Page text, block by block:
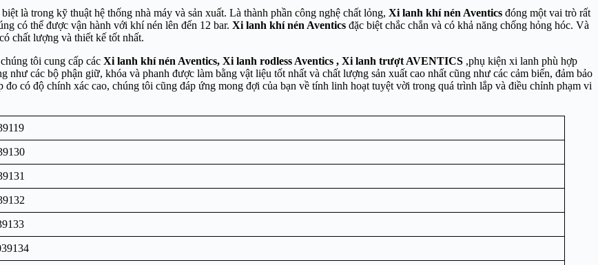
là trong kỹ thuật hệ thống nhà máy và sản xuất. Là thành phần công nghệ chất lỏng, Xi lanh khí nén Aventics đóng một vai trò rất
có thể được vận hành với khí nén lên đến 12 bar. Xi lanh khí nén Aventics đặc biệt chắc chắn và có khả năng chống hỏng hóc. Và
chất lượng và thiết kế tốt nhất.
tôi cung cấp các Xi lanh khí nén Aventics, Xi lanh rodless Aventics , Xi lanh trượt AVENTICS ,phụ kiện xi lanh phù hợp
các bộ phận giữ, khóa và phanh được làm bằng vật liệu tốt nhất và chất lượng sản xuất cao nhất cũng như các cảm biến, đảm bảo
có độ chính xác cao, chúng tôi cũng đáp ứng mong đợi của bạn về tính linh hoạt tuyệt vời trong quá trình lắp và điều chỉnh phạm vi